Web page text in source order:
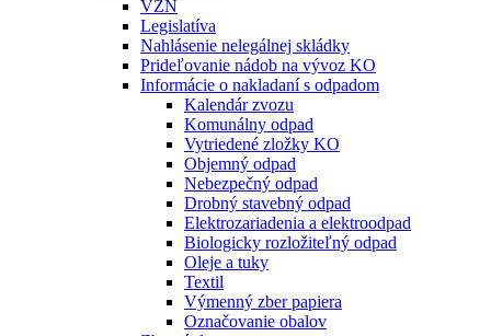
VZN
Legislatíva
Nahlásenie nelegálnej skládky
Prideľovanie nádob na vývoz KO
Informácie o nakladaní s odpadom
Kalendár zvozu
Komunálny odpad
Vytriedené zložky KO
Objemný odpad
Nebezpečný odpad
Drobný stavebný odpad
Elektrozariadenia a elektroodpad
Biologicky rozložiteľný odpad
Oleje a tuky
Textil
Výmenný zber papiera
Označovanie obalov